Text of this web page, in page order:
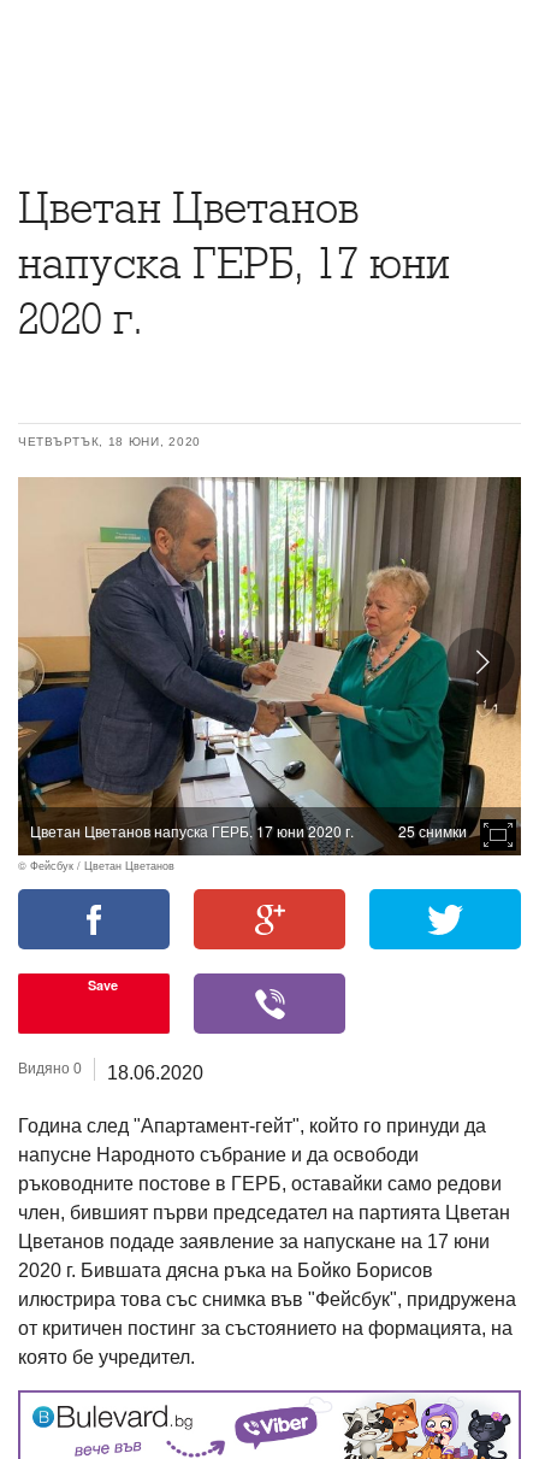
Цветан Цветанов
напуска ГЕРБ, 17 юни
2020 г.
ЧЕТВЪРТЪК, 18 ЮНИ, 2020
Цветан Цветанов напуска ГЕРБ, 17 юни 2020 г. 25 снимки
© Фейсбук / Цветан Цветанов
Save
Видяно 0 18.06.2020
Година след "Апартамент-гейт", който го принуди да
напусне Народното събрание и да освободи
ръководните постове в ГЕРБ, оставайки само редови
член, бившият първи председател на партията Цветан
Цветанов подаде заявление за напускане на 17 юни
2020 г. Бившата дясна ръка на Бойко Борисов
илюстрира това със снимка във "Фейсбук", придружена
от критичен постинг за състоянието на формацията, на
която бе учредител.